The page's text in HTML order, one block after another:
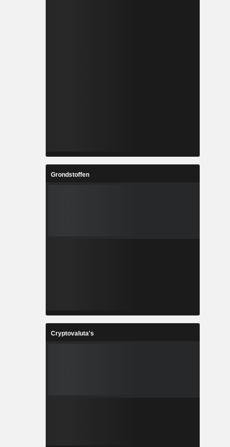
Grondstoffen
Cryptovaluta's